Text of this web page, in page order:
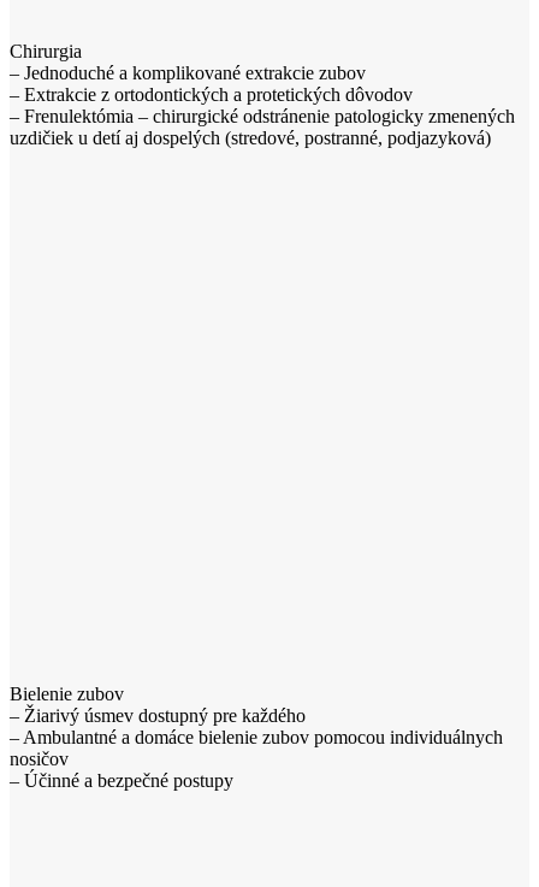
Chirurgia
– Jednoduché a komplikované extrakcie zubov
– Extrakcie z ortodontických a protetických dôvodov
– Frenulektómia – chirurgické odstránenie patologicky zmenených
uzdičiek u detí aj dospelých (stredové, postranné, podjazyková)
Bielenie zubov
– Žiarivý úsmev dostupný pre každého
– Ambulantné a domáce bielenie zubov pomocou individuálnych
nosičov
– Účinné a bezpečné postupy